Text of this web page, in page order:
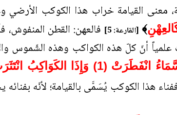
معنى القيامة خراب هذا الكوكب الأرضي
﴾ [القارعة: 5]
فالعهن: القطن المنفوش،
أنّ كلّ هذه الكواكب وهذه الشّموس
(1) وَإِذَا الكَوَاكِبُ انْتَثَرَتْ
هذا الكوكب يُسَمَّى بالقيامة؛ لأنّه